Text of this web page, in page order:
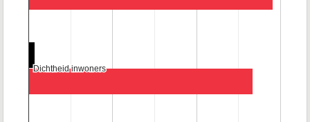
Dichtheid inwoners
Dichtheid inwoners